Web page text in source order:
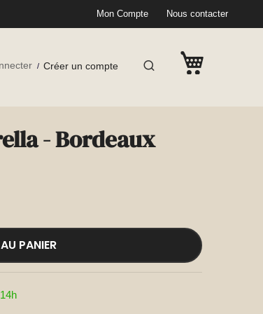
Mon Compte Nous contacter
Créer un compte
- Bordeaux
PANIER